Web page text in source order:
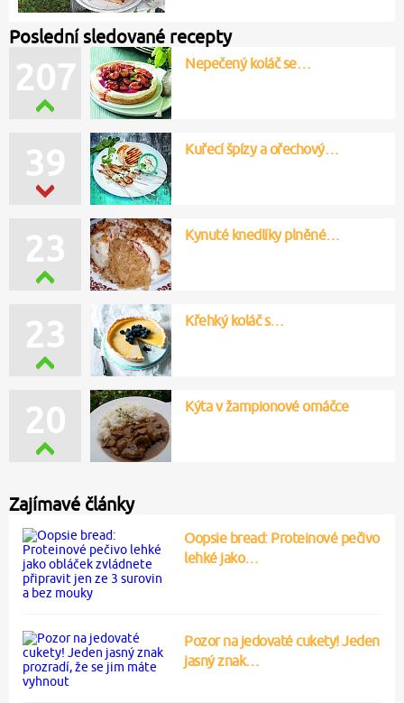
Poslední sledované recepty
207 Nepečený koláč se…
39 Kuřecí špízy a ořechový…
23 Kynuté knedlíky plněné…
23 Křehký koláč s…
20 Kýta v žampionové omáčce
Zajímavé články
Oopsie bread: Proteinové pečivo
lehké jako…
Pozor na jedovaté cukety! Jeden
jasný znak…